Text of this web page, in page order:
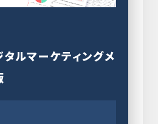
ルマーケティングメ